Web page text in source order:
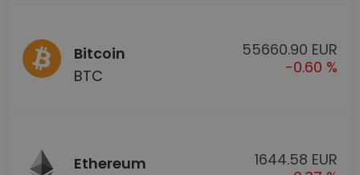
Bitcoin
BTC
55660.90 EUR
-0.60 %
Ethereum
1644.58 EUR